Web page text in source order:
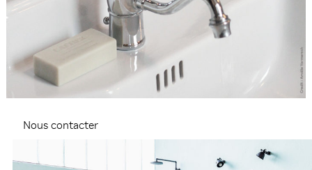
Nous contacter